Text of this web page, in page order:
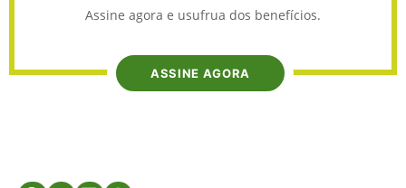
Assine agora e usufrua dos benefícios.
ASSINE AGORA